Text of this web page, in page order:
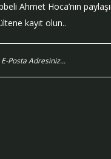
Ahmet Hoca’nın
kayıt olun..